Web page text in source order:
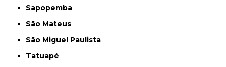
Sapopemba
São Mateus
São Miguel Paulista
Tatuapé